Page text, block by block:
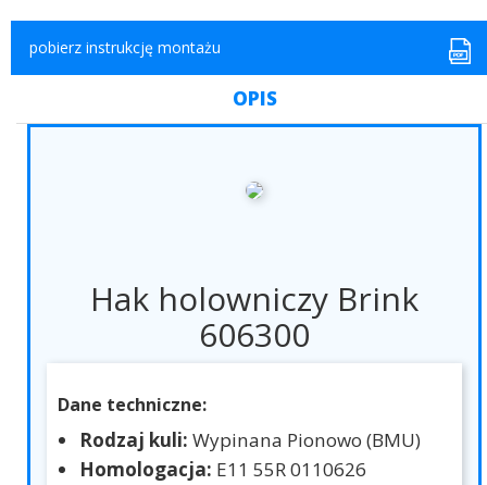
pobierz instrukcję montażu
OPIS
Hak holowniczy Brink
606300
Dane techniczne:
Rodzaj kuli: Wypinana Pionowo (BMU)
Homologacja: E11 55R 0110626